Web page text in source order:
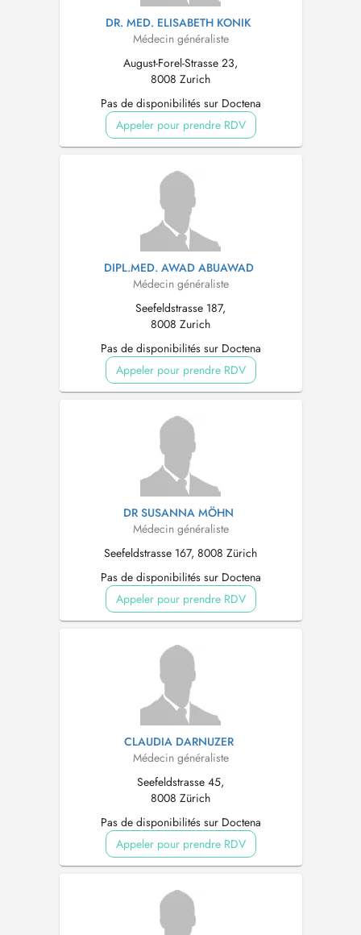
DR. MED. ELISABETH KONIK
Médecin généraliste
August-Forel-Strasse 23,
8008 Zurich
Pas de disponibilités sur Doctena
Appeler pour prendre RDV
DIPL.MED. AWAD ABUAWAD
Médecin généraliste
Seefeldstrasse 187,
8008 Zurich
Pas de disponibilités sur Doctena
Appeler pour prendre RDV
DR SUSANNA MÖHN
Médecin généraliste
Seefeldstrasse 167, 8008 Zürich
Pas de disponibilités sur Doctena
Appeler pour prendre RDV
CLAUDIA DARNUZER
Médecin généraliste
Seefeldstrasse 45,
8008 Zürich
Pas de disponibilités sur Doctena
Appeler pour prendre RDV